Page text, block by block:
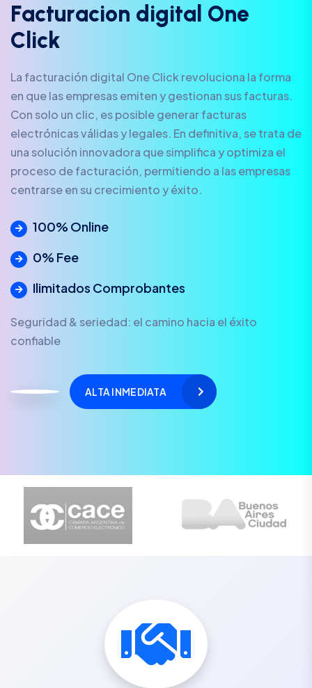
Facturacion d igita One
C ick
La facturación digital One Click revoluciona la forma
en que las empresas emiten y gestionan sus facturas.
Con solo un clic, es posible generar facturas
electrónicas válidas y legales. En definitiva, se trata de
una solución innovadora que simplifica y optimiza el
proceso de facturación, permitiendo a las empresas
centrarse en su crecimiento y éxito.
100% Online
0% Fee
Ilimitados Comprobantes
Seguridad & seriedad: el camino hacia el éxito
confiable
ALTA INMEDIATA